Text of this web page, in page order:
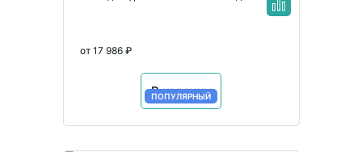
от 17 986 ₽
В корзину
ПОПУЛЯРНЫЙ